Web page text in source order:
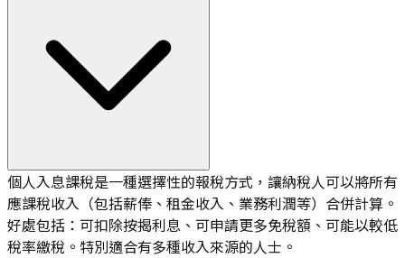
個人入息課稅是一種選擇性的報稅方式，讓納稅人可以將所有
應課稅收入（包括薪俸、租金收入、業務利潤等）合併計算。
好處包括：可扣除按揭利息、可申請更多免稅額、可能以較低
稅率繳稅。特別適合有多種收入來源的人士。